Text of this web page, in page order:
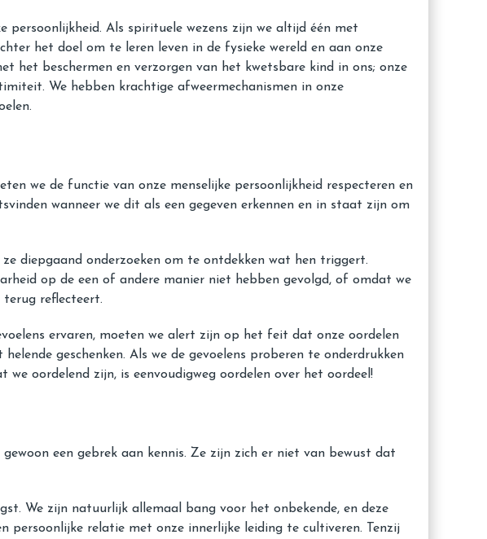
persoonlijkheid. Als spirituele wezens zijn we altijd één met
het doel om te leren leven in de fysieke wereld en aan onze
het beschermen en verzorgen van het kwetsbare kind in ons; onze
We hebben krachtige afweermechanismen in onze
we de functie van onze menselijke persoonlijkheid respecteren en
wanneer we dit als een gegeven erkennen en in staat zijn om
diepgaand onderzoeken om te ontdekken wat hen triggert.
op de een of andere manier niet hebben gevolgd, of omdat we
terug reflecteert.
ervaren, moeten we alert zijn op het feit dat onze oordelen
geschenken. Als we de gevoelens proberen te onderdrukken
oordelend zijn, is eenvoudigweg oordelen over het oordeel!
een gebrek aan kennis. Ze zijn zich er niet van bewust dat
We zijn natuurlijk allemaal bang voor het onbekende, en deze
​​persoonlijke relatie met onze innerlijke leiding te cultiveren. Tenzij